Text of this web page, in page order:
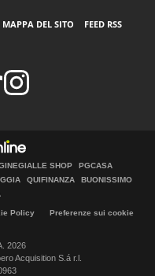
MAPPA DEL SITO
FEED RSS
SHOP
PGCASA
QUIFINANZA
BUONISSIMO
Policy
Preferenze sui cookie
2026
Acquisition S.á r.l.